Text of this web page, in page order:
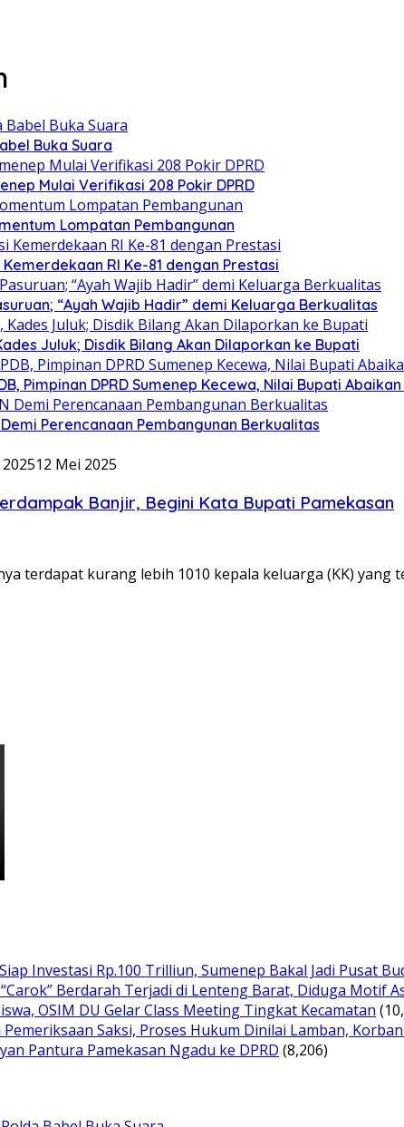
Buka Suara
Mulai Verifikasi 208 Pokir DPRD
Lompatan Pembangunan
RI Ke-81 dengan Prestasi
“Ayah Wajib Hadir” demi Keluarga Berkualitas
Juluk; Disdik Bilang Akan Dilaporkan ke Bupati
Pimpinan DPRD Sumenep Kecewa, Nilai Bupati
Perencanaan Pembangunan Berkualitas
12 Mei 2025
Banjir, Begini Kata Bupati Pamekasan
terdapat kurang lebih 1010 kepala keluarga (KK) yang
Investasi Rp.100 Trilliun, Sumenep Bakal Jadi Pusat
Berdarah Terjadi di Lenteng Barat, Diduga Motif
OSIM DU Gelar Class Meeting Tingkat Kecamatan
Saksi, Proses Hukum Dinilai Lamban,
Pantura Pamekasan Ngadu ke DPRD (8,206)